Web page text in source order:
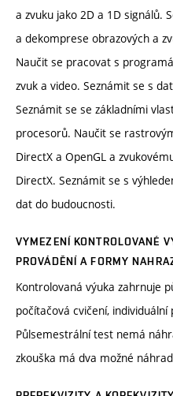
a zvuku jako 2D a 1D signálů.
a dekomprese obrazových a
Naučit se pracovat s
zvuk a video. Seznámit se s
Seznámit se se základními
procesorů. Naučit se
DirectX a OpenGL a
DirectX. Seznámit se s
dat do budoucnosti.
VYMEZENÍ KONTROLOVANÉ
PROVÁDĚNÍ A FORMY
Kontrolovaná výuka zahrnuje
počítačová cvičení,
Půlsemestrální test nemá
zkouška má dva možné